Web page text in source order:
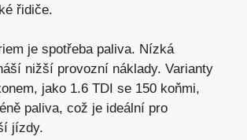
řidiče.
je spotřeba paliva. Nízká
nižší provozní náklady. Varianty
jako 1.6 TDI se 150 koňmi,
paliva, což je ideální pro
jízdy.